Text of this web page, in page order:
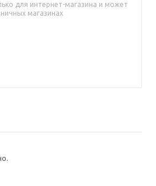
для интернет-магазина и может
магазинах